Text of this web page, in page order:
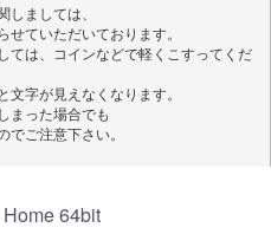
ましては、
ていただいております。
ては、コインなどで軽くこすってくだ
字が見えなくなります。
まった場合でも
ご注意下さい。
64bit